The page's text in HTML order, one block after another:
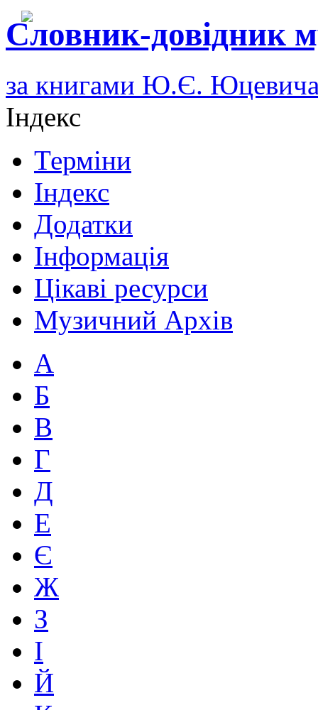
Словник-довідник
за книгами Ю.Є.
Індекс
Терміни
Індекс
Додатки
Інформація
Цікаві ресурси
Музичний Архів
А
Б
В
Г
Д
Е
Є
Ж
З
І
Й